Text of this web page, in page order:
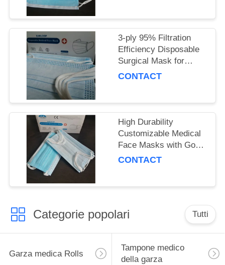
3-ply 95% Filtration
Efficiency Disposable
Surgical Mask for
Adults, Polypropylene
CONTACT
High Durability
Customizable Medical
Face Masks with Good
Breathability
CONTACT
Categorie popolari Tutti
Garza medica Rolls
Tampone medico
della garza